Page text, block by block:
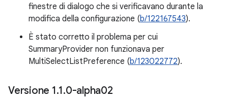
finestre di dialogo che si verificavano durante la
modifica della configurazione (b/122167543).
È stato corretto il problema per cui
SummaryProvider non funzionava per
MultiSelectListPreference (b/123022772).
Versione 1.1.0-alpha02